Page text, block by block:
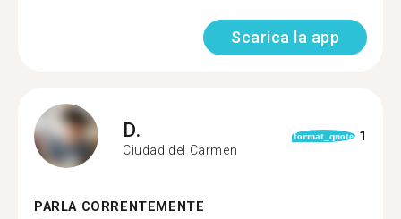
Scarica la app
D.
Ciudad del Carmen
format_quote 1
PARLA CORRENTEMENTE